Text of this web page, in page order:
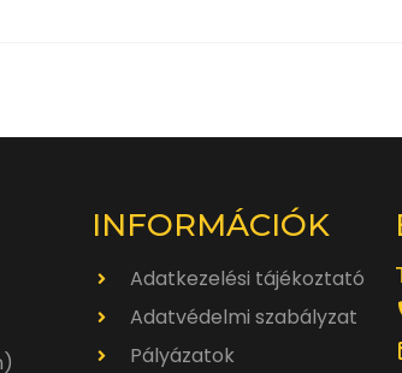
INFORMÁCIÓK
Adatkezelési tájékoztató
Adatvédelmi szabályzat
Pályázatok